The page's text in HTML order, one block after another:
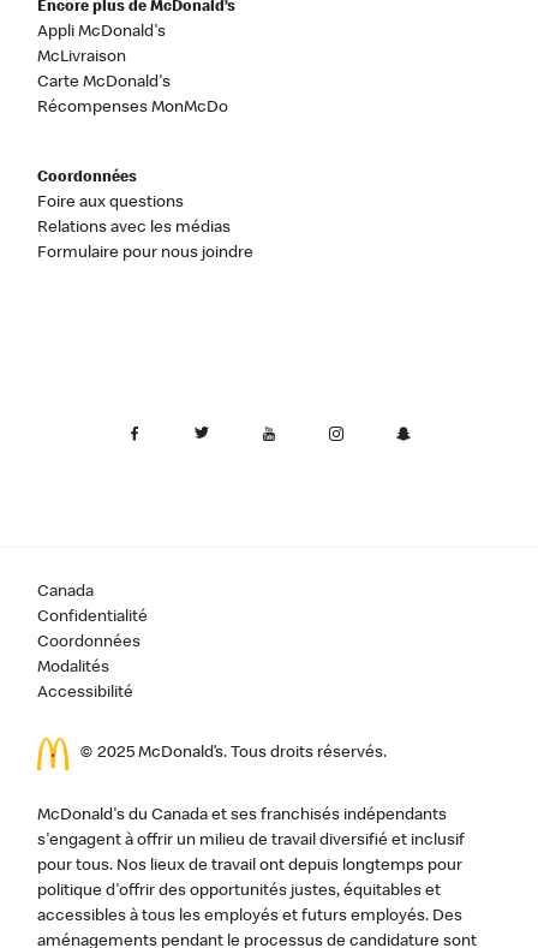
Encore plus de McDonald’s
Appli McDonald's
McLivraison
Carte McDonald's
Récompenses MonMcDo
Coordonnées
Foire aux questions
Relations avec les médias
Formulaire pour nous joindre
Canada
Confidentialité
Coordonnées
Modalités
Accessibilité
© 2025 McDonald’s. Tous droits réservés.
McDonald's du Canada et ses franchisés indépendants
s'engagent à offrir un milieu de travail diversifié et inclusif
pour tous. Nos lieux de travail ont depuis longtemps pour
politique d'offrir des opportunités justes, équitables et
accessibles à tous les employés et futurs employés. Des
aménagements pendant le processus de candidature sont